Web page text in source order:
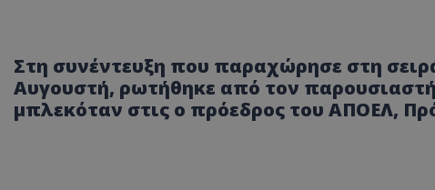
Στη συνέντευξη που παραχώρησε στη
Αυγουστή, ρωτήθηκε από τον
μπλεκόταν στις ο πρόεδρος του ΑΠΟΕΛ,